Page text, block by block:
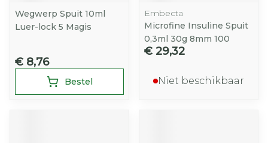
Wegwerp Spuit 10ml
Luer-lock 5 Magis
€ 8,76
Bestel
Embecta
Microfine Insuline Spuit
0,3ml 30g 8mm 100
€ 29,32
Niet beschikbaar